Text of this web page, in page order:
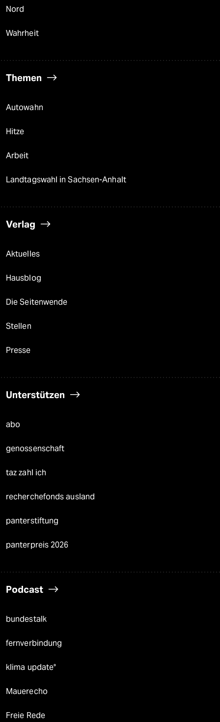
Nord
Wahrheit
Themen
Autowahn
Hitze
Arbeit
Landtagswahl in Sachsen-Anhalt
Verlag
Aktuelles
Hausblog
Die Seitenwende
Stellen
Presse
Unterstützen
abo
genossenschaft
taz zahl ich
recherchefonds ausland
panterstiftung
panterpreis 2026
Podcast
bundestalk
fernverbindung
klima update°
Mauerecho
Freie Rede